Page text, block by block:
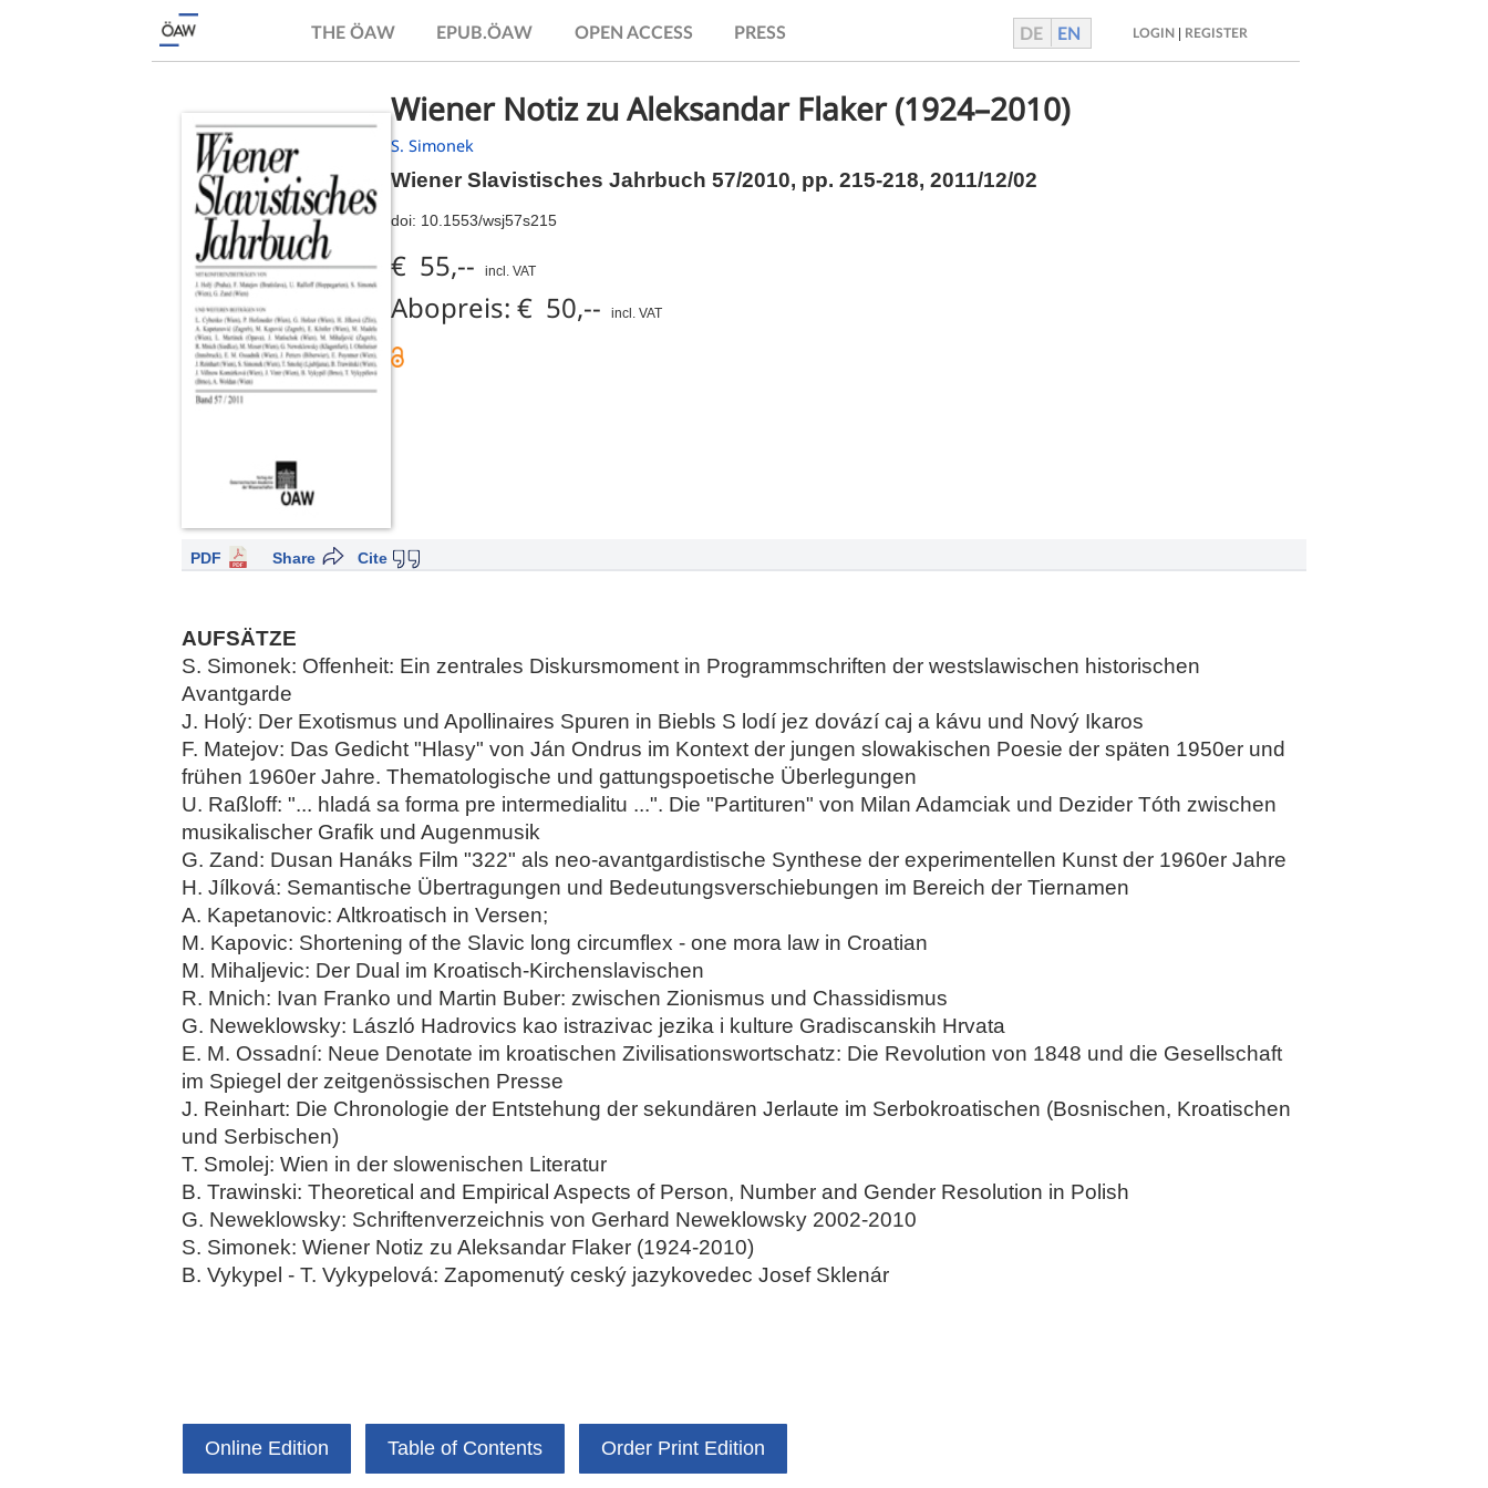
THE ÖAW EPUB.ÖAW OPEN ACCESS PRESS DE EN LOGIN REGISTER
Wiener Notiz zu Aleksandar Flaker (1924–2010)
S. Simonek
Wiener Slavistisches Jahrbuch 57/2010, pp. 215-218, 2011/12/02
doi: 10.1553/wsj57s215
€ 55,-- incl. VAT
Abopreis: € 50,-- incl. VAT
PDF Cite
Share
AUFSÄTZE
S. Simonek: Offenheit: Ein zentrales Diskursmoment in Programmschriften der westslawischen historischen
Avantgarde
J. Holý: Der Exotismus und Apollinaires Spuren in Biebls S lodí jez dovází caj a kávu und Nový Ikaros
F. Matejov: Das Gedicht "Hlasy" von Ján Ondrus im Kontext der jungen slowakischen Poesie der späten 1950er und
frühen 1960er Jahre. Thematologische und gattungspoetische Überlegungen
U. Raßloff: "... hladá sa forma pre intermedialitu ...". Die "Partituren" von Milan Adamciak und Dezider Tóth zwischen
musikalischer Grafik und Augenmusik
G. Zand: Dusan Hanáks Film "322" als neo-avantgardistische Synthese der experimentellen Kunst der 1960er Jahre
H. Jílková: Semantische Übertragungen und Bedeutungsverschiebungen im Bereich der Tiernamen
A. Kapetanovic: Altkroatisch in Versen;
M. Kapovic: Shortening of the Slavic long circumflex - one mora law in Croatian
M. Mihaljevic: Der Dual im Kroatisch-Kirchenslavischen
R. Mnich: Ivan Franko und Martin Buber: zwischen Zionismus und Chassidismus
G. Neweklowsky: László Hadrovics kao istrazivac jezika i kulture Gradiscanskih Hrvata
E. M. Ossadní: Neue Denotate im kroatischen Zivilisationswortschatz: Die Revolution von 1848 und die Gesellschaft
im Spiegel der zeitgenössischen Presse
J. Reinhart: Die Chronologie der Entstehung der sekundären Jerlaute im Serbokroatischen (Bosnischen, Kroatischen
und Serbischen)
T. Smolej: Wien in der slowenischen Literatur
B. Trawinski: Theoretical and Empirical Aspects of Person, Number and Gender Resolution in Polish
G. Neweklowsky: Schriftenverzeichnis von Gerhard Neweklowsky 2002-2010
S. Simonek: Wiener Notiz zu Aleksandar Flaker (1924-2010)
B. Vykypel - T. Vykypelová: Zapomenutý ceský jazykovedec Josef Sklenár
Online Edition Table of Contents Order Print Edition